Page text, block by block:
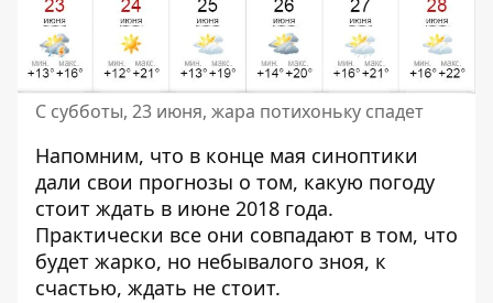
С субботы, 23 июня, жара потихоньку спадет
Напомним, что в конце мая синоптики
дали свои прогнозы о том, какую погоду
стоит ждать в июне 2018 года.
Практически все они совпадают в том, что
будет жарко, но небывалого зноя, к
счастью, ждать не стоит.